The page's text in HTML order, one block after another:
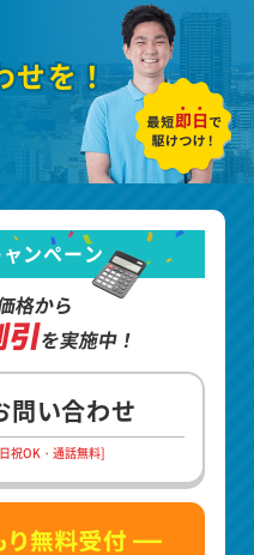
せを！
ンペーン
格から
引を実施中！
問い合わせ
祝OK・通話無料]